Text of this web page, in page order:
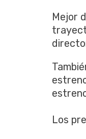
Mejor
Los